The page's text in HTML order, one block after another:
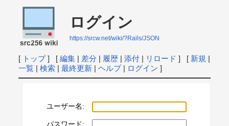
ログイン
https://srcw.net/wiki/?Rails/JSON
[ トップ] [ 編集| 差分 | 履歴| 添付| リロード ] [ 新規 |
一覧| 検索| 最終更新| ヘルプ| ログイン ]
ユーザー名:
パスワード: